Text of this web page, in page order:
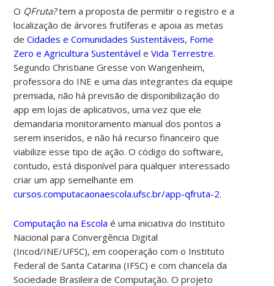
O QFruta?tem a proposta de permitir o registro e a
localização de árvores frutíferas e apoia as metas
deCidades e Comunidades Sustentáveis, Fome
Zero e Agricultura Sustentável eVida Terrestre.
Segundo Christiane Gresse von Wangenheim,
professora do INE e uma das integrantes da equipe
premiada, não há previsão de disponibilização do
app em lojas de aplicativos, uma vez que ele
demandariamonitoramento manual dos pontos a
serem inseridos, e não há recurso financeiro que
viabilize esse tipo de ação. O código do software,
contudo, está disponível para qualquer interessado
criar um app semelhante em
cursos.computacaonaescola.ufsc.br/app-qfruta-2.
Computação na Escola é uma iniciativa do Instituto
Nacional para Convergência Digital
(Incod/INE/UFSC), em cooperação com o Instituto
Federal de Santa Catarina (IFSC) e comchancela da
Sociedade Brasileira de Computação. O projeto